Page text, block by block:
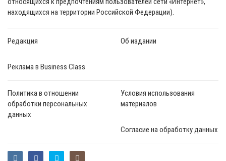
находящихся на территории Российской Федерации).
Редакция Об издании
Реклама в Business Class
Политика в отношении
обработки персональных
данных
Условия использования
материалов
Согласие на обработку данных